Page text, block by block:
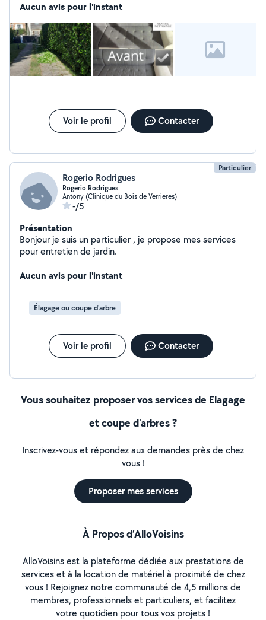
Aucun avis pour l'instant
Voir le profil Contacter
Particulier
Rogerio Rodrigues
Rogerio Rodrigues
Antony (Clinique du Bois de Verrieres)
-/5
Présentation
Bonjour je suis un particulier , je propose mes services
pour entretien de jardin.
Aucun avis pour l'instant
Élagage ou coupe d'arbre
Voir le profil Contacter
Vous souhaitez proposer vos services de Elagage
et coupe d'arbres ?
Inscrivez-vous et répondez aux demandes près de chez
vous !
Proposer mes services
À Propos d’AlloVoisins
AlloVoisins est la plateforme dédiée aux prestations de
services et à la location de matériel à proximité de chez
vous ! Rejoignez notre communauté de 4,5 millions de
membres, professionnels et particuliers, et facilitez
votre quotidien pour tous vos projets !